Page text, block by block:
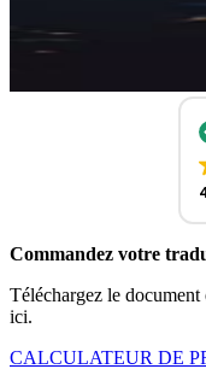
Commandez votre
Téléchargez le
ici.
CALCULATEUR DE